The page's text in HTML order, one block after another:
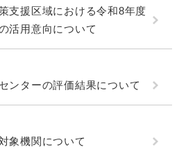
支援区域における令和8年度
活用意向について
ンターの評価結果について
象機関について